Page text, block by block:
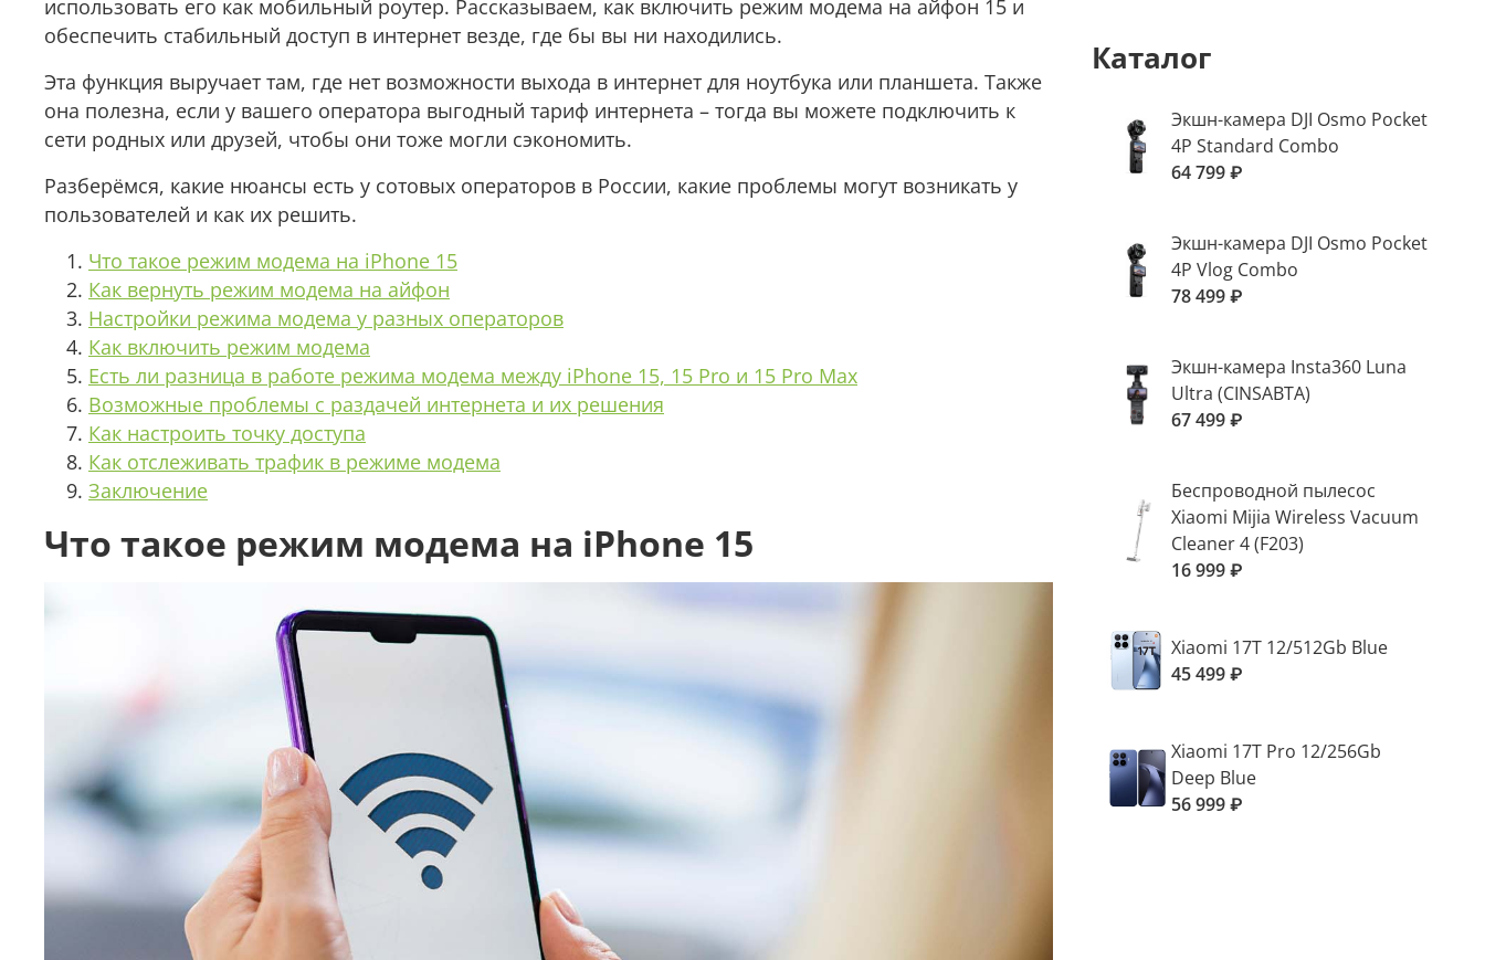
использовать его как мобильный роутер. Рассказываем, как включить режим модема на айфон 15 и
обеспечить стабильный доступ в интернет везде, где бы вы ни находились.
Эта функция выручает там, где нет возможности выхода в интернет для ноутбука или планшета. Также
она полезна, если у вашего оператора выгодный тариф интернета – тогда вы можете подключить к
сети родных или друзей, чтобы они тоже могли сэкономить.
Разберёмся, какие нюансы есть у сотовых операторов в России, какие проблемы могут возникать у
пользователей и как их решить.
Что такое режим модема на iPhone 15
Как вернуть режим модема на айфон
Настройки режима модема у разных операторов
Как включить режим модема
Есть ли разница в работе режима модема между iPhone 15, 15 Pro и 15 Pro Max
Возможные проблемы с раздачей интернета и их решения
Как настроить точку доступа
Как отслеживать трафик в режиме модема
Заключение
Что такое режим модема на iPhone 15
Каталог
Экшн-камера DJI Osmo Pocket
4P Standard Combo
64 799 ₽
Экшн-камера DJI Osmo Pocket
4P Vlog Combo
78 499 ₽
Экшн-камера Insta360 Luna
Ultra (CINSABTA)
67 499 ₽
Беспроводной пылесос
Xiaomi Mijia Wireless Vacuum
Cleaner 4 (F203)
16 999 ₽
Xiaomi 17T 12/512Gb Blue
45 499 ₽
Xiaomi 17T Pro 12/256Gb
Deep Blue
56 999 ₽